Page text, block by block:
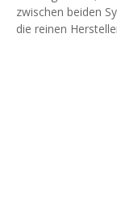
zwischen beiden
die reinen